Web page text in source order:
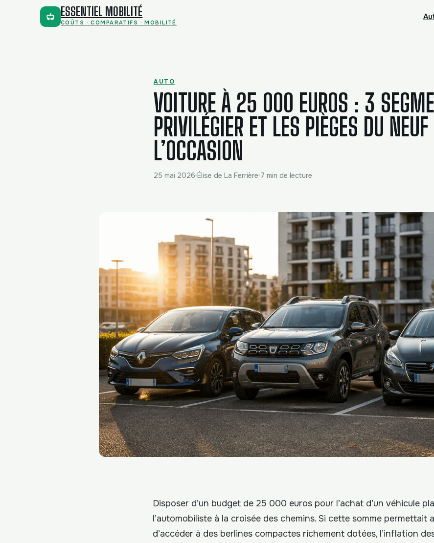
ESSENTIEL MOBILITÉ
COÛTS · COMPARATIFS · MOBILITÉ
AUTO
VOITURE À 25 000 EUROS : 3
PRIVILÉGIER ET LES PIÈGES DU
L’OCCASION
25 mai 2026·Élise de La Ferrière·7 min de lecture
Disposer d’un budget de 25 000 euros pour l’achat d’un véhicule
l’automobiliste à la croisée des chemins. Si cette somme permettait
d’accéder à des berlines compactes richement dotées, l’inflation